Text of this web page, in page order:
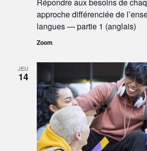
approche différenciée de
langues — partie 1 (anglais)
Zoom
JEU
14